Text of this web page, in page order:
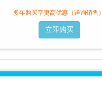
多年购买享更高优惠（详询销售）
立即购买